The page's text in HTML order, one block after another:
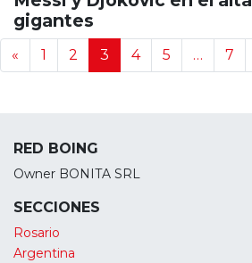
gigantes
Navegación de
« 1 2 3 4 5 … 7
RED BOING
Owner BONITA SRL
SECCIONES
Rosario
Argentina